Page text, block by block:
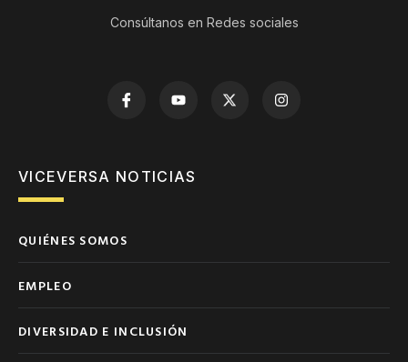
Consúltanos en Redes sociales
VICEVERSA NOTICIAS
QUIÉNES SOMOS
EMPLEO
DIVERSIDAD E INCLUSIÓN